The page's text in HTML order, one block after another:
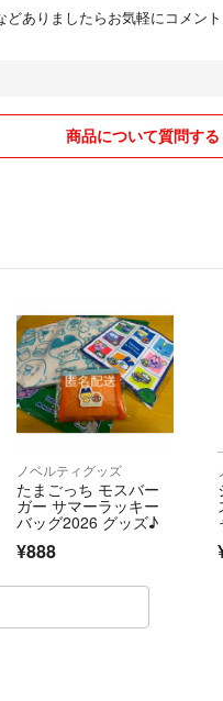
どありましたらお気軽にコメント
商品について質問する
ノベルティグッズ
たまごっち モスバー
ガー サマーラッキー
バッグ2026 グッズ♪
¥888